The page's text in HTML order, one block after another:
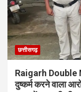
छत्तीसगढ़
Raigarh Double
दुष्कर्म करने वाला